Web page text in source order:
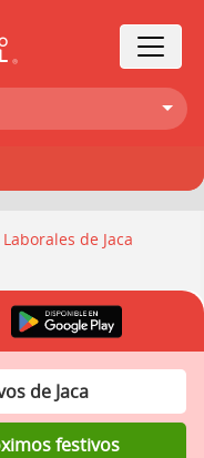
de Jaca
de Jaca
festivos